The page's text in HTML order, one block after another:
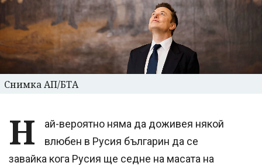
Снимка АП/БТА
Н
ай-вероятно няма да доживея някой
влюбен в Русия българин да се
завайка кога Русия ще седне на масата на